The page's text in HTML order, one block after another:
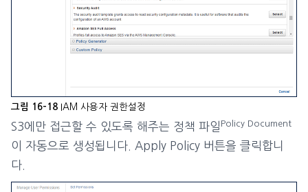
그림 16-18 IAM 사용자 권한설정
S3에만 접근할 수 있도록 해주는 정책 파일 Policy Document
이 자동으로 생성됩니다. Apply Policy 버튼을 클릭합니
다.